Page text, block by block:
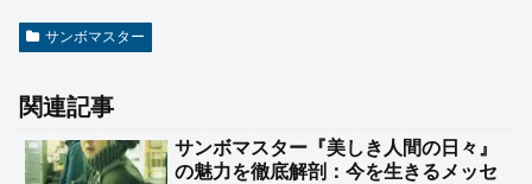
サンボマスター
関連記事
サンボマスター『美しき人間の日々』
の魅力を徹底解剖：今を生きるメッセ